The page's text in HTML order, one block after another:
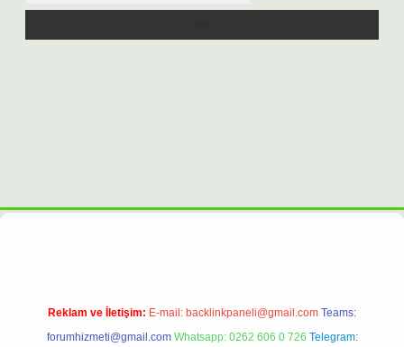
casinohttps://betexpergiris.casino/betexpergir.net
Reklam ve İletişim: E-mail: backlinkpaneli@gmail.com Teams:
forumhizmeti@gmail.com Whatsapp: 0262 606 0 726 Telegram: